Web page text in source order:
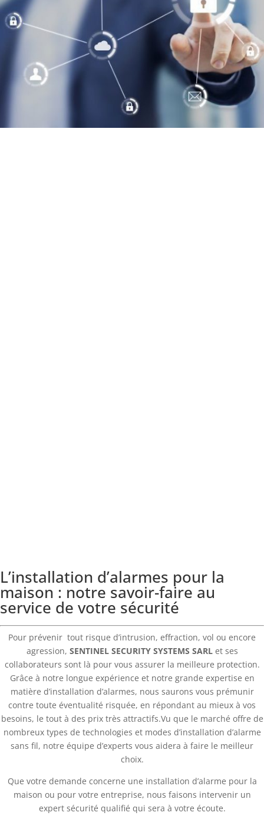
L’installation d’alarmes pour la
maison : notre savoir-faire au
service de votre sécurité
Pour prévenir tout risque d’intrusion, effraction, vol ou encore
agression, SENTINEL SECURITY SYSTEMS SARL et ses
collaborateurs sont là pour vous assurer la meilleure protection.
Grâce à notre longue expérience et notre grande expertise en
matière d’installation d’alarmes, nous saurons vous prémunir
contre toute éventualité risquée, en répondant au mieux à vos
besoins, le tout à des prix très attractifs.Vu que le marché offre de
nombreux types de technologies et modes d’installation d’alarme
sans fil, notre équipe d’experts vous aidera à faire le meilleur
choix.
Que votre demande concerne une installation d’alarme pour la
maison ou pour votre entreprise, nous faisons intervenir un
expert sécurité qualifié qui sera à votre écoute.